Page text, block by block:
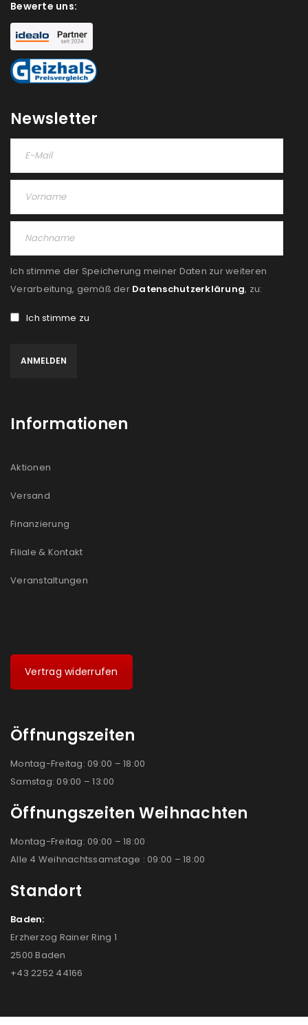
Ein Link zum Erstellen eines neuen Passworts wird an
deine E-Mail-Adresse gesendet.
NEWSLETTER ABONNIEREN
us
Ich stimme zu
Bewerte uns:
Newsletter
Ich stimme der Speicherung meiner Daten zur weiteren
Verarbeitung, gemäß der Datenschutzerklärung, zu:
Ich stimme zu
Informationen
Aktionen
Versand
Finanzierung
Filiale & Kontakt
Veranstaltungen
Vertrag widerrufen
Öffnungszeiten
Montag-Freitag: 09:00 – 18:00
Samstag: 09:00 – 13:00
Öffnungszeiten Weihnachten
Montag-Freitag: 09:00 – 18:00
Alle 4 Weihnachtssamstage : 09:00 – 18:00
Standort
Baden:
Erzherzog Rainer Ring 1
2500 Baden
+43 2252 44166